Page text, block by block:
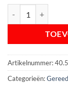
Artikelnummer:
Categorieën: